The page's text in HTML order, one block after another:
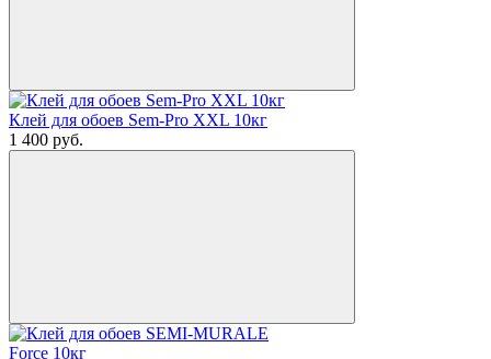
Клей для обоев Sem-Pro XXL 10кг
1 400 руб.